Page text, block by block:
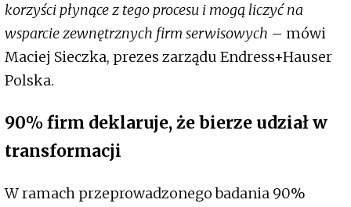
korzyści płynące z tego procesu i mogą liczyć na
wsparcie zewnętrznych firm serwisowych – mówi
Maciej Sieczka, prezes zarządu Endress+Hauser
Polska.
90% firm deklaruje, że bierze udział w
transformacji
W ramach przeprowadzonego badania 90%